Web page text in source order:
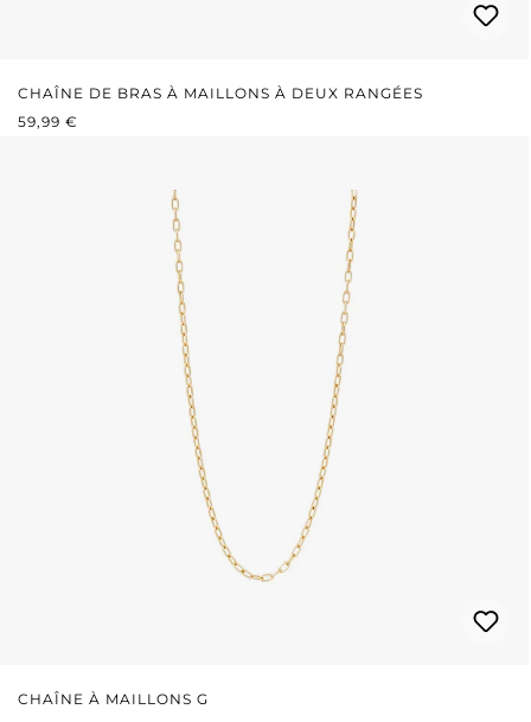
CHAÎNE DE BRAS À MAILLONS À DEUX RANGÉES
PRIX RÉGULIER :
59,99 €
CHAÎNE À MAILLONS G